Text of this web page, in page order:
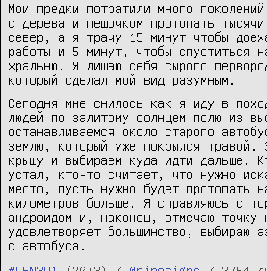
Мои предки потратили много
с дерева и пешочком протопать
север, а я трачу 15 минут чтобы
работы и 5 минут, чтобы спуститься
жральню. Я лишаю себя сырого
который сделал мой вид разумным.
Сегодня мне снилось как я иду в
людей по залитому солнцем полю из
останавливаемся около старого
землю, который уже покрылся травой.
крышу и выбираем куда идти дальше.
устал, кто-то считает, что нужно
место, пусть нужно будет протопать
километров больше. Я справляюсь с
андроидом и, наконец, отмечаю точку
удовлетворяет большинство, выбираю
с автобуса.